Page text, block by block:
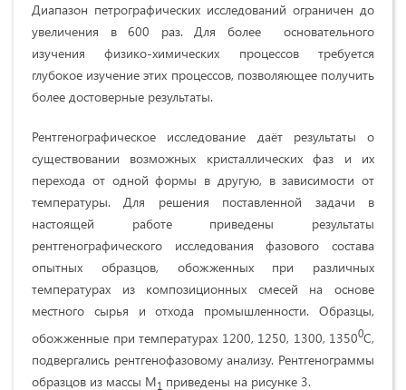
Диапазон петрографических исследований ограничен до
увеличения в 600 раз. Для более основательного
изучения физико-химических процессов требуется
глубокое изучение этих процессов, позволяющее получить
более достоверные результаты.
Рентгенографическое исследование даёт результаты
о
существовании возможных кристаллических фаз и их
перехода от одной формы в другую, в зависимости от
температуры. Для решения поставленной задачи в
настоящей работе приведены результаты
рентгенографического исследования фазового состава
опытных образцов, обожженных при различных
температурах из композиционных смесей на основе
местного сырья и отхода промышленности. Образцы,
обожженные при температурах 1200, 1250, 1300, 13500С,
подвергались рентгенофазовому анализу. Рентгенограммы
образцов из массы М1 приведены на рисунке 3.